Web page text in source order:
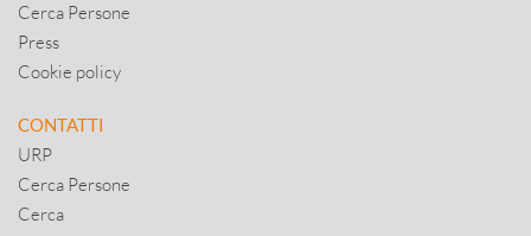
Cerca Persone
Press
Cookie policy
CONTATTI
URP
Cerca Persone
Cerca